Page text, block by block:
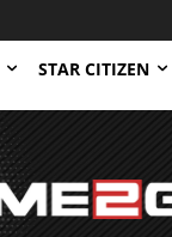
STAR CITIZEN